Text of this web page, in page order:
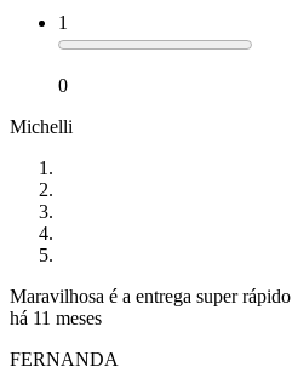
1
0
Michelli
Maravilhosa é a entrega super rápido
há 11 meses
FERNANDA